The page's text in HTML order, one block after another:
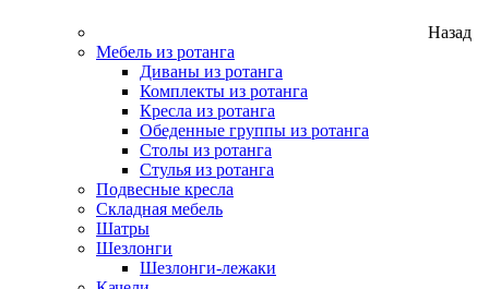
Назад
Мебель из ротанга
Диваны из ротанга
Комплекты из ротанга
Кресла из ротанга
Обеденные группы из ротанга
Столы из ротанга
Стулья из ротанга
Подвесные кресла
Складная мебель
Шатры
Шезлонги
Шезлонги-лежаки